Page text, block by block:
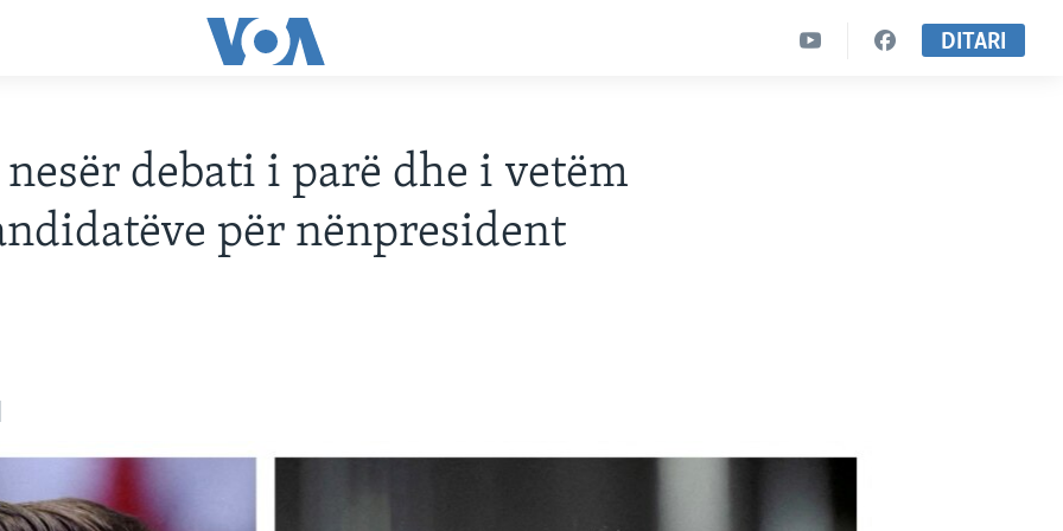
DITARI
nesër debati i parë dhe i vetëm
për nënpresident